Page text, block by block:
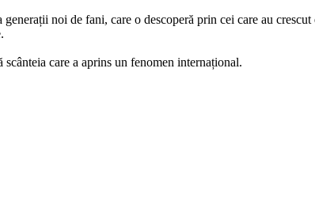
noi de fani, care o descoperă prin cei care au
care a aprins un fenomen internațional.